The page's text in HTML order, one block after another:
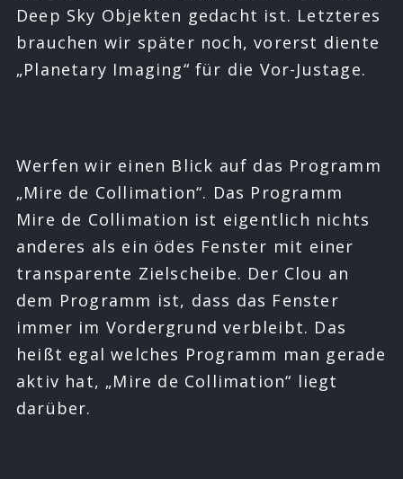
Deep Sky Objekten gedacht ist. Letzteres
brauchen wir später noch, vorerst diente
„Planetary Imaging“ für die Vor-Justage.
Werfen wir einen Blick auf das Programm
„Mire de Collimation“. Das Programm
Mire de Collimation ist eigentlich nichts
anderes als ein ödes Fenster mit einer
transparente Zielscheibe. Der Clou an
dem Programm ist, dass das Fenster
immer im Vordergrund verbleibt. Das
heißt egal welches Programm man gerade
aktiv hat, „Mire de Collimation“ liegt
darüber.